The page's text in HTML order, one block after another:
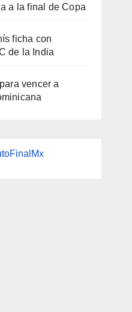
a la final de Copa
ficha con
de la India
vencer a